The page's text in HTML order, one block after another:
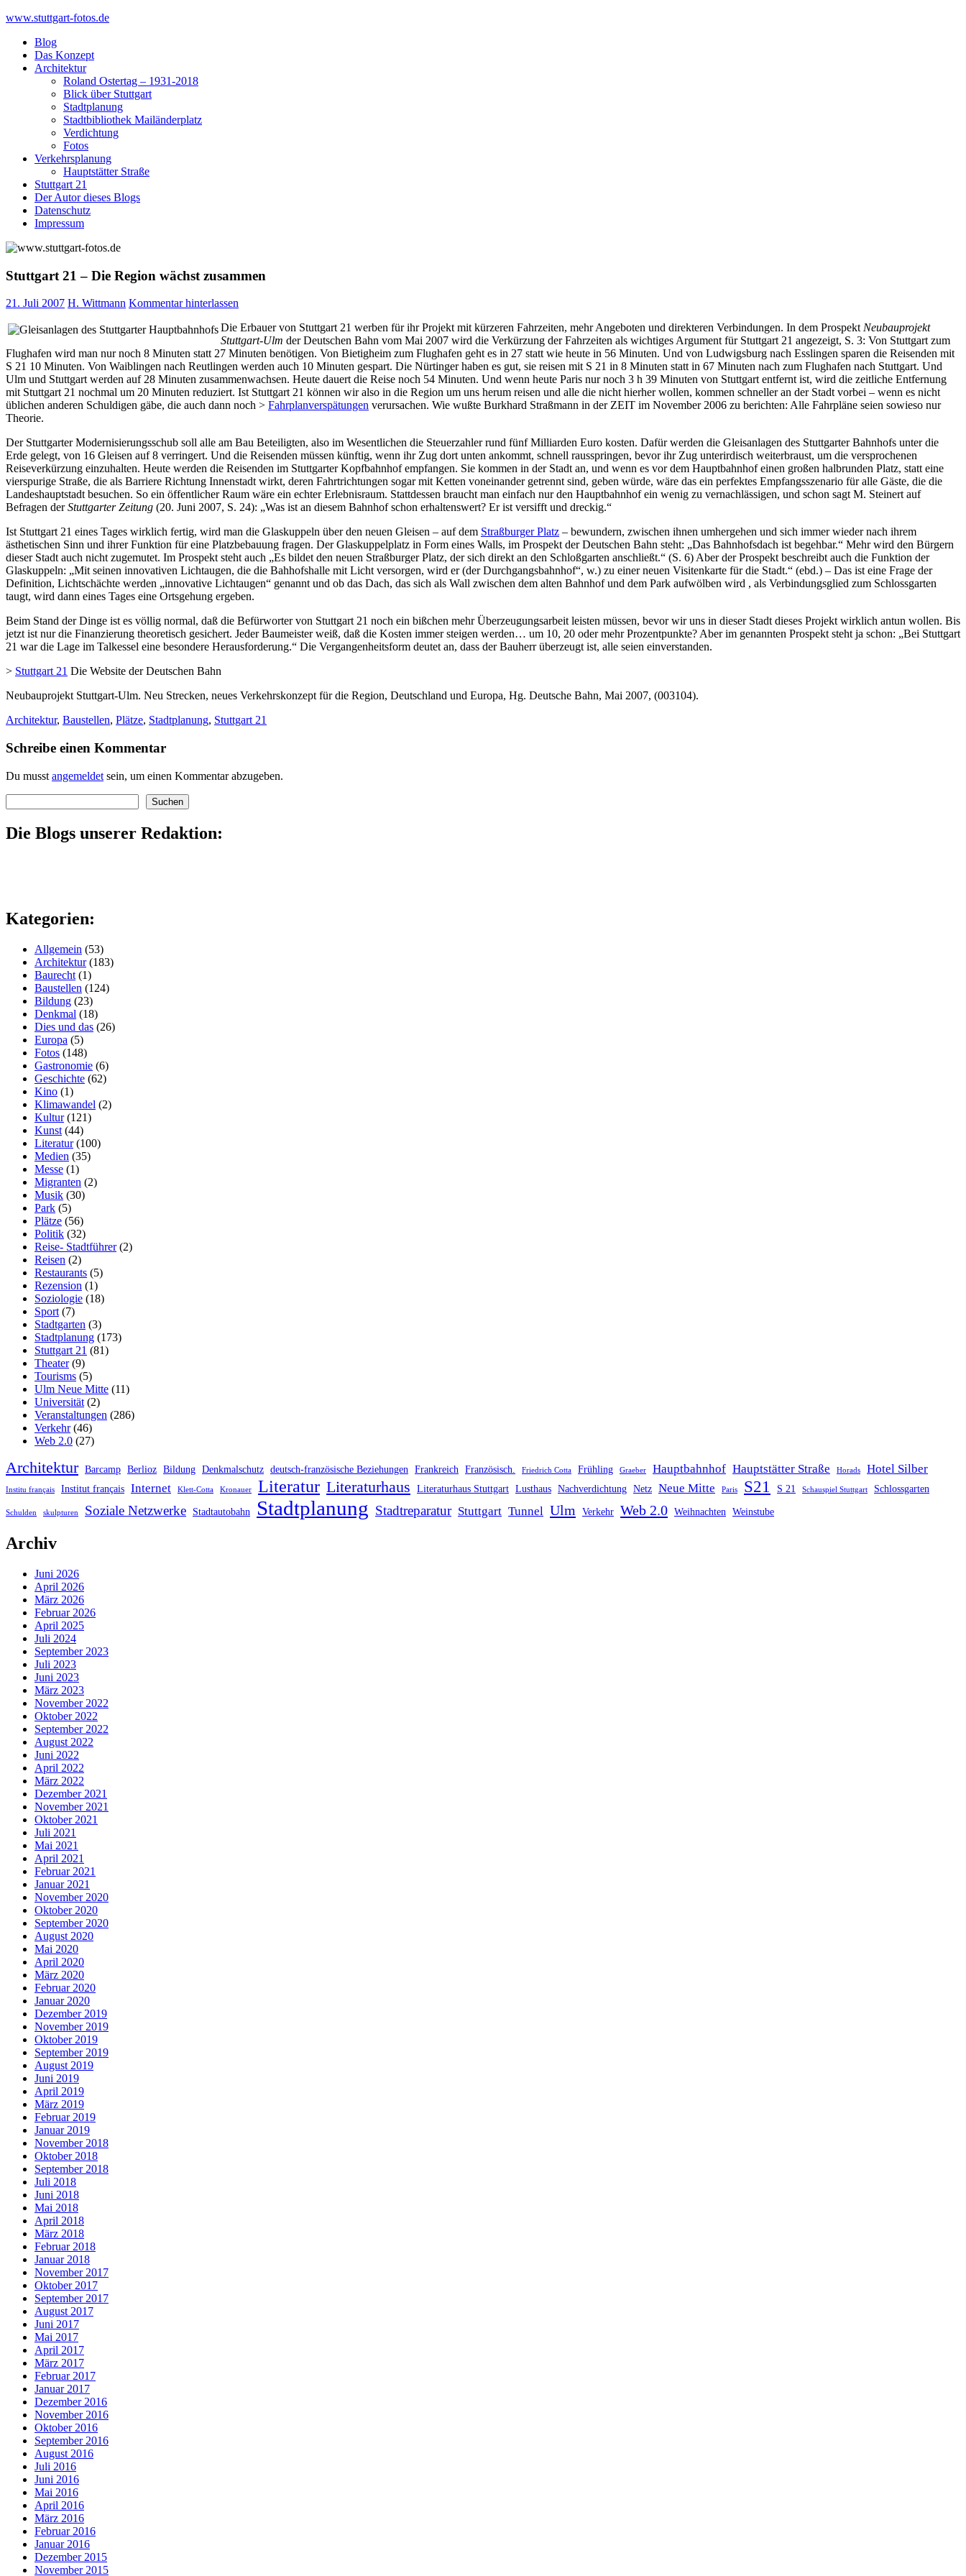
Skip
content
www.stuttgart-fotos.de
Blog
Das Konzept
Architektur
Roland Ostertag – 1931-2018
Blick über Stuttgart
Stadtplanung
Stadtbibliothek Mailänderplatz
Verdichtung
Fotos
Verkehrsplanung
Hauptstätter Straße
Stuttgart 21
Der Autor dieses Blogs
Datenschutz
Impressum
Stuttgart 21 – Die Region wächst zusammen
21. Juli 2007 H. Wittmann Kommentar hinterlassen
Die Erbauer von Stuttgart 21 werben für ihr Projekt mit kürzeren Fahrzeiten, mehr Angeboten und direkteren Verbindungen. In dem ProspektNeubauprojekt
Stuttgart-Ulm der Deutschen Bahn vom Mai 2007 wird die Verkürzung der Fahrzeiten als wichtiges Argument für Stuttgart 21 angezeigt, S. 3: Von Stuttgart zum
Flughafen wird man nur noch 8 Minuten statt 27 Minuten benötigen. Von Bietigheim zum Flughafen geht es in 27 statt wie heute in 56 Minuten. Und von Ludwigsburg nach Esslingen sparen die Reisenden mit
S 21 10 Minuten. Von Waiblingen nach Reutlingen werden auch 10 Minuten gespart. Die Nürtinger haben es gut, sie reisen mit S 21 in 8 Minuten statt in 67 Minuten nach zum Flughafen nach Stuttgart. Und
Ulm und Stuttgart werden auf 28 Minuten zusammenwachsen. Heute dauert die Reise noch 54 Minuten. Und wenn heute Paris nur noch 3 h 39 Minuten von Stuttgart entfernt ist, wird die zeitliche Entfernung
mit Stuttgart 21 nochmal um 20 Minuten reduziert. Ist Stuttgart 21 können wir also in die Region um uns herum reisen und alle die nicht hierher wollen, kommen schneller an der Stadt vorbei – wenn es nicht
üblichen anderen Schuldigen gäbe, die auch dann noch > Fahrplanverspätungen verursachen. Wie wußte Burkhard Straßmann in der ZEIT im November 2006 zu berichten: Alle Fahrpläne seien sowieso nur
Theorie.
Der Stuttgarter Modernisierungsschub soll alle am Bau Beteiligten, also im Wesentlichen die Steuerzahler rund fünf Milliarden Euro kosten. Dafür werden die Gleisanlagen des Stuttgarter Bahnhofs unter die
Erde gelegt, von 16 Gleisen auf 8 verringert. Und die Reisenden müssen künftig, wenn ihr Zug dort unten ankommt, schnell rausspringen, bevor ihr Zug unterirdisch weiterbraust, um die versprochenen
Reiseverkürzung einzuhalten. Heute werden die Reisenden im Stuttgarter Kopfbahnhof empfangen. Sie kommen in der Stadt an, und wenn es vor dem Hauptbahnhof einen großen halbrunden Platz, statt eine
vierspurige Straße, die als Barriere Richtung Innenstadt wirkt, deren Fahrtrichtungen sogar mit Ketten voneinander getrennt sind, geben würde, wäre das ein perfektes Empfangsszenario für alle Gäste, die die
Landeshauptstadt besuchen. So ein öffentlicher Raum wäre ein echter Erlebnisraum. Stattdessen braucht man einfach nur den Hauptbahnhof ein wenig zu vernachlässigen, und schon sagt M. Steinert auf
Befragen derStuttgarter Zeitung (20. Juni 2007, S. 24): „Was ist an diesem Bahnhof schon erhaltenswert? Er ist versifft und dreckig.“
Ist Stuttgart 21 eines Tages wirklich fertig, wird man die Glaskuppeln über den neuen Gleisen – auf dem Straßburger Platz – bewundern, zwischen ihnen umhergehen und sich immer wieder nach ihrem
ästhetischen Sinn und ihrer Funktion für eine Platzbebauung fragen. Der Glaskuppelplatz in Form eines Walls, im Prospekt der Deutschen Bahn steht: „Das Bahnhofsdach ist begehbar.“ Mehr wird den Bürgern
dieser Stadt auch nicht zugemutet. Im Prospekt steht auch „Es bildet den neuen Straßburger Platz, der sich direkt an den Schloßgarten anschließt.“ (S. 6) Aber der Prospekt beschreibt auch die Funktion der
Glaskuppeln: „Mit seinen innovativen Lichtaugen, die die Bahhofshalle mit Licht versorgen, wird er (der Durchgangsbahnhof“, w.) zu einer neuen Visitenkarte für die Stadt.“ (ebd.) – Das ist eine Frage der
Definition, Lichtschächte werden „innovative Lichtaugen“ genannt und ob das Dach, das sich als Wall zwischen dem alten Bahnhof und dem Park aufwölben wird , als Verbindungsglied zum Schlossgarten
taugt, wird dann eines Tages eine Ortsgehung ergeben.
Beim Stand der Dinge ist es völlig normal, daß die Befürworter von Stuttgart 21 noch ein bißchen mehr Überzeugungsarbeit leisten müssen, bevor wir uns in dieser Stadt dieses Projekt wirklich antun wollen. Bis
jetzt ist nur die Finanzierung theoretisch gesichert. Jeder Baumeister weiß, daß die Kosten immer steigen werden… um 10, 20 oder mehr Prozentpunkte? Aber im genannten Prospekt steht ja schon: „Bei Stuttgart
21 war die Lage im Talkessel eine besondere Herausforderung.“ Die Vergangenheitsform deutet an, dass der Bauherr überzeugt ist, alle seien einverstanden.
> Stuttgart 21 Die Website der Deutschen Bahn
Neubauprojekt Stuttgart-Ulm. Neu Strecken, neues Verkehrskonzept für die Region, Deutschland und Europa, Hg. Deutsche Bahn, Mai 2007, (003104).
Architektur, Baustellen, Plätze, Stadtplanung, Stuttgart 21
Schreibe einen Kommentar
Du musst angemeldet sein, um einen Kommentar abzugeben.
Suchen
Die Blogs unserer Redaktion:
Kategorien:
Allgemein (53)
Architektur(183)
Baurecht (1)
Baustellen (124)
Bildung (23)
Denkmal (18)
Dies und das (26)
Europa (5)
Fotos (148)
Gastronomie (6)
Geschichte (62)
Kino (1)
Klimawandel (2)
Kultur(121)
Kunst (44)
Literatur(100)
Medien (35)
Messe (1)
Migranten (2)
Musik (30)
Park (5)
Plätze (56)
Politik (32)
Reise- Stadtführer(2)
Reisen (2)
Restaurants (5)
Rezension (1)
Soziologie (18)
Sport (7)
Stadtgarten (3)
Stadtplanung (173)
Stuttgart 21 (81)
Theater(9)
Tourisms (5)
Ulm Neue Mitte (11)
Universität (2)
Veranstaltungen (286)
Verkehr(46)
Web 2.0 (27)
Architektur Barcamp Berlioz Bildung Denkmalschutz deutsch-französische Beziehungen Frankreich Französisch. Friedrich Cotta Frühling Graeber Hauptbahnhof Hauptstätter Straße Horads Hotel Silber
Institu français Institut français Internet Klett-Cotta Kronauer Literatur Literaturhaus Literaturhaus Stuttgart Lusthaus Nachverdichtung Netz Neue Mitte Paris S21 S 21 Schauspiel Stuttgart Schlossgarten
Schulden skulpturen Soziale Netzwerke Stadtautobahn Stadtplanung Stadtreparatur Stuttgart Tunnel Ulm Verkehr Web 2.0 Weihnachten Weinstube
Archiv
Juni 2026
April 2026
März 2026
Februar 2026
April 2025
Juli 2024
September 2023
Juli 2023
Juni 2023
März 2023
November 2022
Oktober 2022
September 2022
August 2022
Juni 2022
April 2022
März 2022
Dezember 2021
November 2021
Oktober 2021
Juli 2021
Mai 2021
April 2021
Februar 2021
Januar 2021
November 2020
Oktober 2020
September 2020
August 2020
Mai 2020
April 2020
März 2020
Februar 2020
Januar 2020
Dezember 2019
November 2019
Oktober 2019
September 2019
August 2019
Juni 2019
April 2019
März 2019
Februar 2019
Januar 2019
November 2018
Oktober 2018
September 2018
Juli 2018
Juni 2018
Mai 2018
April 2018
März 2018
Februar 2018
Januar 2018
November 2017
Oktober 2017
September 2017
August 2017
Juni 2017
Mai 2017
April 2017
März 2017
Februar 2017
Januar 2017
Dezember 2016
November 2016
Oktober 2016
September 2016
August 2016
Juli 2016
Juni 2016
Mai 2016
April 2016
März 2016
Februar 2016
Januar 2016
Dezember 2015
November 2015